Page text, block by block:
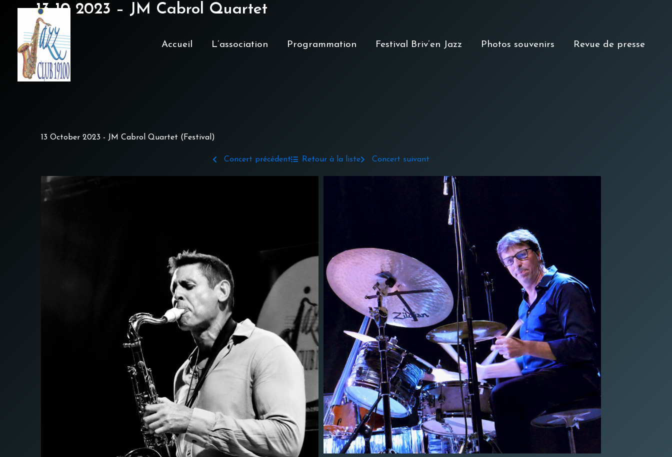
contenu
Accueil L’association Programmation Festival Briv’en Jazz Photos souvenirs Revue de presse
13 10 2023 – JM Cabrol Quartet
13 October 2023 - JM Cabrol Quartet (Festival)
Concert précédent Retour à la liste Concert suivant